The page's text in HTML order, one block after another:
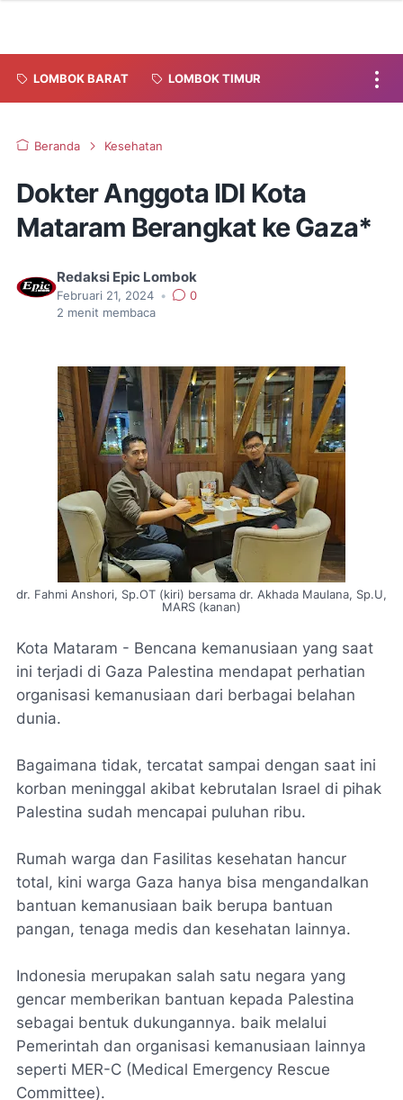
LOMBOK BARAT LOMBOK TIMUR
Beranda Kesehatan
Dokter Anggota IDI Kota
Mataram Berangkat ke Gaza*
Redaksi Epic Lombok
Februari 21, 2024 •
0
2 menit membaca
dr. Fahmi Anshori, Sp.OT (kiri) bersama dr. Akhada Maulana, Sp.U,
MARS (kanan)
Kota Mataram - Bencana kemanusiaan yang saat
ini terjadi di Gaza Palestina mendapat perhatian
organisasi kemanusiaan dari berbagai belahan
dunia.
Bagaimana tidak, tercatat sampai dengan saat ini
korban meninggal akibat kebrutalan Israel di pihak
Palestina sudah mencapai puluhan ribu.
Rumah warga dan Fasilitas kesehatan hancur
total, kini warga Gaza hanya bisa mengandalkan
bantuan kemanusiaan baik berupa bantuan
pangan, tenaga medis dan kesehatan lainnya.
Indonesia merupakan salah satu negara yang
gencar memberikan bantuan kepada Palestina
sebagai bentuk dukungannya. baik melalui
Pemerintah dan organisasi kemanusiaan lainnya
seperti MER-C (Medical Emergency Rescue
Committee).